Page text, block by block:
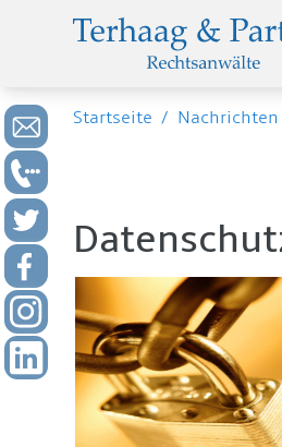
Startseite / Nachrichten